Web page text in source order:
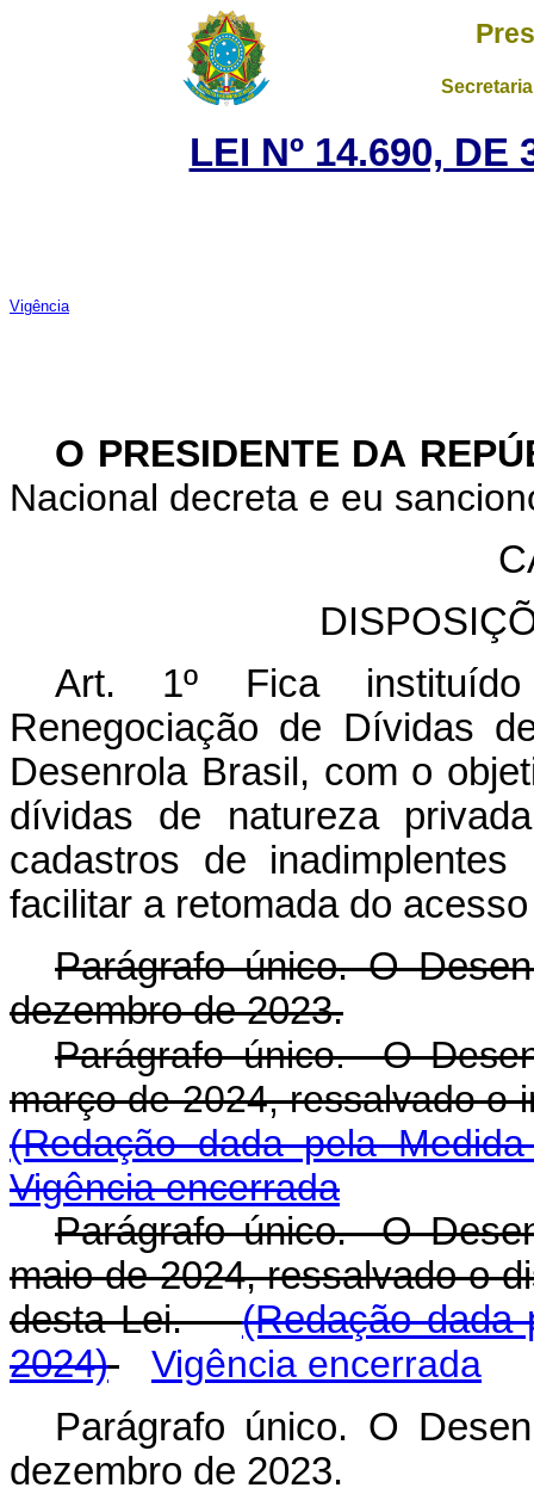
LEI Nº 14.690, DE
Vigência
O PRESIDENTE DA
Nacional decreta e eu
Art. 1º
Fica
Renegociação de Dívidas
Desenrola Brasil, com o
dívidas de natureza
cadastros de
facilitar a retomada do
Parágrafo único. O
dezembro de 2023.
Parágrafo único. O
março de 2024, ressalvado
(Redação dada pela
Vigência encerrada
Parágrafo único. O
maio de 2024, ressalvado o
desta Lei.(Redação dada
2024)
Vigência encerrada
Parágrafo único. O
dezembro de 2023.